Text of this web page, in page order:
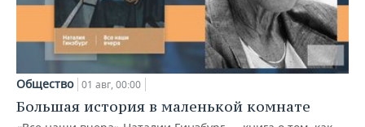
Общество 01 авг, 00:00
Большая история в маленькой комнате